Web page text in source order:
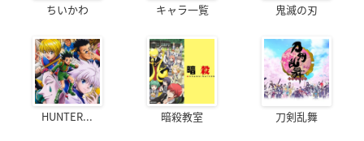
ちいかわ キャラ一覧 鬼滅の刃
HUNTER... 暗殺教室 刀剣乱舞